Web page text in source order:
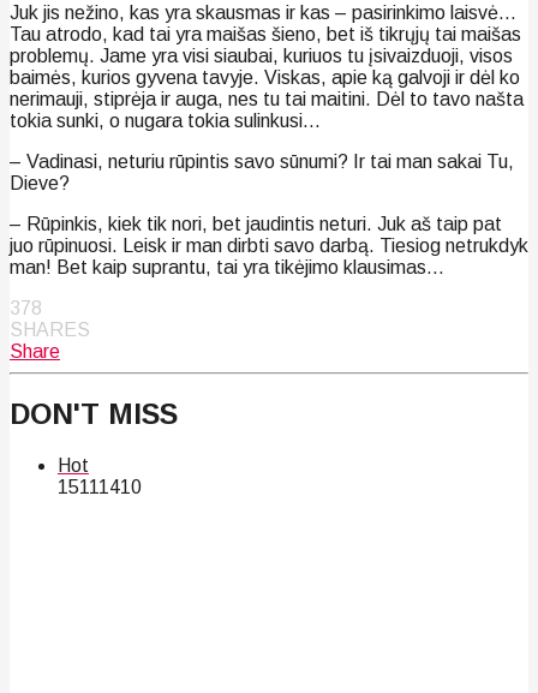
Juk jis nežino, kas yra skausmas ir kas – pasirinkimo laisvė…
Tau atrodo, kad tai yra maišas šieno, bet iš tikrųjų tai maišas
problemų. Jame yra visi siaubai, kuriuos tu įsivaizduoji, visos
baimės, kurios gyvena tavyje. Viskas, apie ką galvoji ir dėl ko
nerimauji, stiprėja ir auga, nes tu tai maitini. Dėl to tavo našta
tokia sunki, o nugara tokia sulinkusi…
– Vadinasi, neturiu rūpintis savo sūnumi? Ir tai man sakai Tu,
Dieve?
– Rūpinkis, kiek tik nori, bet jaudintis neturi. Juk aš taip pat
juo rūpinuosi. Leisk ir man dirbti savo darbą. Tiesiog netrukdyk
man! Bet kaip suprantu, tai yra tikėjimo klausimas…
378
SHARES
Share
DON'T MISS
Hot
151 11410